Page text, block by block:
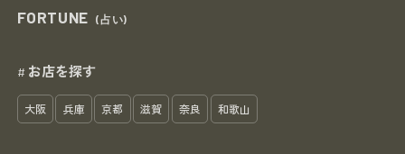
FORTUNE (占い)
# お店を探す
大阪 兵庫 京都 滋賀 奈良 和歌山